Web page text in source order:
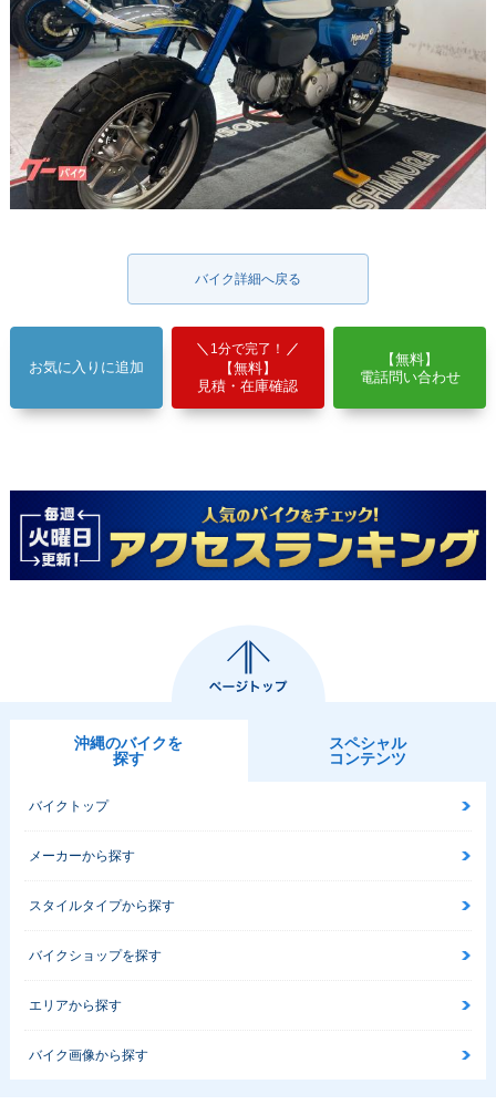
バイク詳細へ戻る
お気に入りに追加
1分で完了！
【無料】
見積・在庫確認
【無料】
電話問い合わせ
沖縄のバイクを
探す
スペシャル
コンテンツ
バイクトップ
メーカーから探す
スタイルタイプから探す
バイクショップを探す
エリアから探す
バイク画像から探す